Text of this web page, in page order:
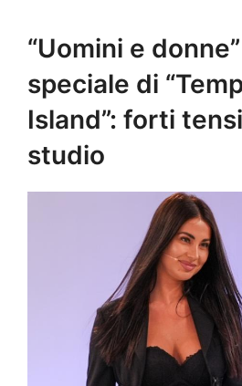
“Uomini e
speciale di
Island”: forti
studio